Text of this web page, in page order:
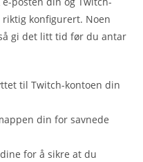
konfigurert. Noen
gi det litt tid før du antar
til Twitch-kontoen din
din for savnede
for å sikre at du